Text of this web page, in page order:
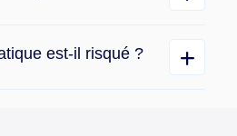
est-il risqué ?